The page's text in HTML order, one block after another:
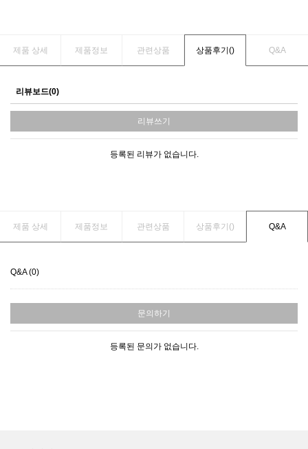
제품 상세 제품정보 관련상품 상품후기() Q&A
리뷰보드(0)
리뷰쓰기
등록된 리뷰가 없습니다.
제품 상세 제품정보 관련상품 상품후기() Q&A
Q&A (0)
문의하기
등록된 문의가 없습니다.